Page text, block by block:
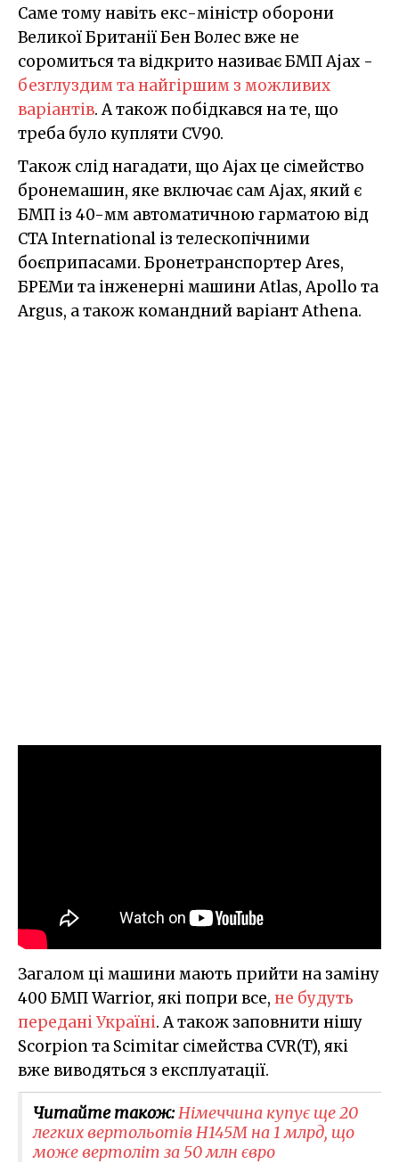
Саме тому навіть екс-міністр оборони
Великої Британії Бен Волес вже не
соромиться та відкрито називає БМП Ajax -
безглуздим та найгіршим з можливих
варіантів. А також побідкався на те, що
треба було купляти CV90.
Також слід нагадати, що Ajax це сімейство
бронемашин, яке включає сам Ajax, який є
БМП із 40-мм автоматичною гарматою від
CTA International із телескопічними
боєприпасами. Бронетранспортер Ares,
БРЕМи та інженерні машини Atlas, Apollo та
Argus, а також командний варіант Athena.
Загалом ці машини мають прийти на заміну
400 БМП Warrior, які попри все, не будуть
передані Україні. А також заповнити нішу
Scorpion та Scimitar сімейства CVR(T), які
вже виводяться з експлуатації.
Читайте також:Німеччина купує ще 20
легких вертольотів H145M на 1 млрд, що
може вертоліт за 50 млн євро